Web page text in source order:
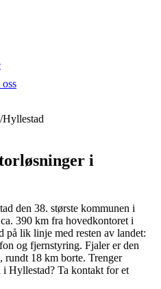
/Hyllestad
i
den 38. største kommunen i
390 km fra hovedkontoret i
på lik linje med resten av landet:
og fjernstyring. Fjaler er den
rundt 18 km borte. Trenger
Hyllestad? Ta kontakt for et